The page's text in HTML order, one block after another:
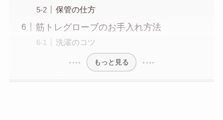
保管の仕方
筋トレグローブのお手入れ方法
洗濯のコツ
もっと見る